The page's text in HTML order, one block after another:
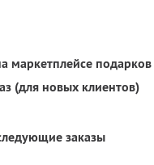
маркетплейсе подарков
(для новых клиентов)
заказы